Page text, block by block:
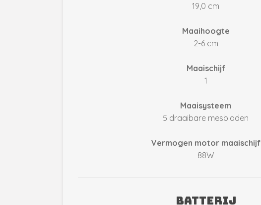
19,0 cm
Maaihoogte
2-6 cm
Maaischijf
1
Maaisysteem
5 draaibare mesbladen
Vermogen motor maaischijf
88W
Batterij